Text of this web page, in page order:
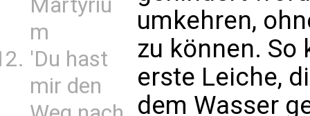
Martyriu
m
'Du hast
mir den
umkehren,
zu können. So
erste Leiche,
dem Wasser